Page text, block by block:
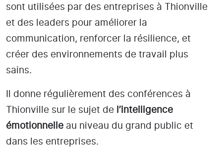
sont utilisées par des entreprises à Thionville
et des leaders pour améliorer la
communication, renforcer la résilience, et
créer des environnements de travail plus
sains.
Il donne régulièrement des conférences à
Thionville sur le sujet de l’intelligence
émotionnelle au niveau du grand public et
dans les entreprises.